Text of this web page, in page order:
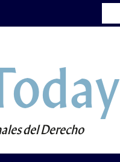
del Derecho